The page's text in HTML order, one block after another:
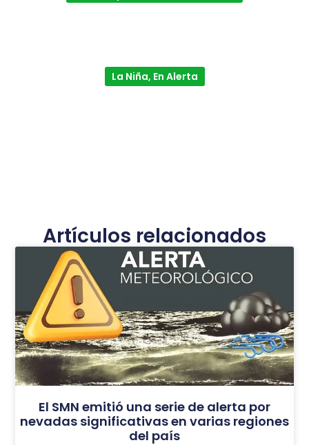
La Niña, En Alerta
Artículos relacionados
El SMN emitió una serie de alerta por
nevadas significativas en varias regiones
del país